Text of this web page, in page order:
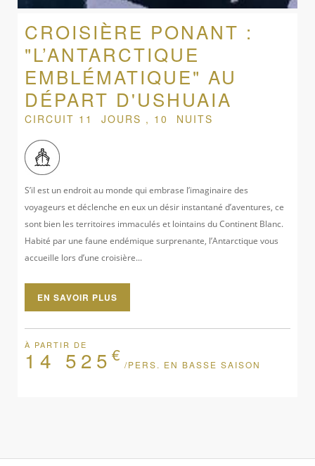
CROISIÈRE PONANT :
"L’ANTARCTIQUE
EMBLÉMATIQUE" AU
DÉPART D'USHUAIA
CIRCUIT 11 JOURS , 10 NUITS
S’il est un endroit au monde qui embrase l’imaginaire des
voyageurs et déclenche en eux un désir instantané d’aventures, ce
sont bien les territoires immaculés et lointains du Continent Blanc.
Habité par une faune endémique surprenante, l’Antarctique vous
accueille lors d’une croisière...
EN SAVOIR PLUS
À PARTIR DE
14 525 € /PERS. EN BASSE SAISON